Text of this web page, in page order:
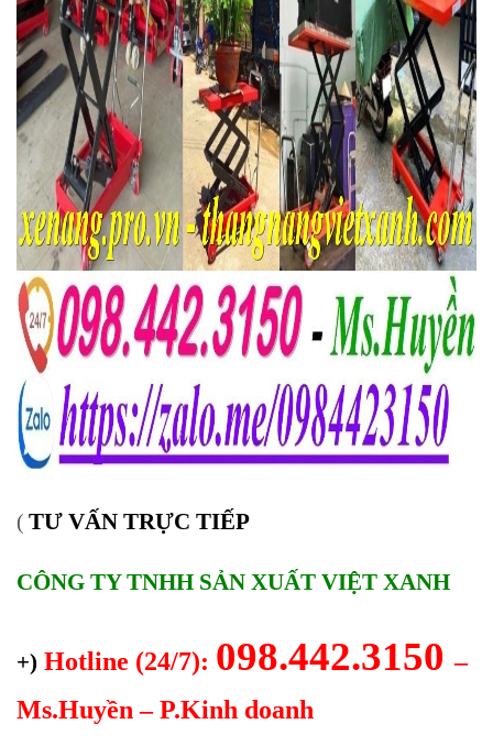
( TƯ VẤN TRỰC TIẾP
CÔNG TY TNHH SẢN XUẤT VIỆT XANH
+) Hotline (24/7): 098.442.3150–
Ms.Huyền – P.Kinh doanh